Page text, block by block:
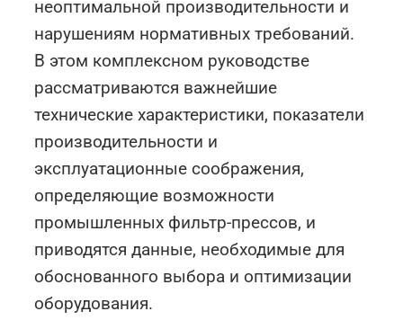
неоптимальной производительности и
нарушениям нормативных требований.
В этом комплексном руководстве
рассматриваются важнейшие
технические характеристики, показатели
производительности и
эксплуатационные соображения,
определяющие возможности
промышленных фильтр-прессов, и
приводятся данные, необходимые для
обоснованного выбора и оптимизации
оборудования.